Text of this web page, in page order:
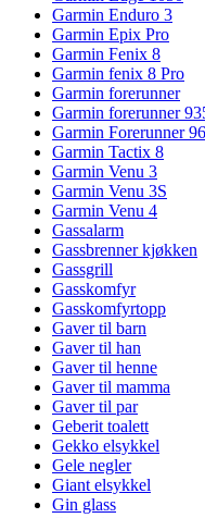
Garmin Enduro 3
Garmin Epix Pro
Garmin Fenix 8
Garmin fenix 8 Pro
Garmin forerunner
Garmin forerunner
Garmin Forerunner
Garmin Tactix 8
Garmin Venu 3
Garmin Venu 3S
Garmin Venu 4
Gassalarm
Gassbrenner kjøkken
Gassgrill
Gasskomfyr
Gasskomfyrtopp
Gaver til barn
Gaver til han
Gaver til henne
Gaver til mamma
Gaver til par
Geberit toalett
Gekko elsykkel
Gele negler
Giant elsykkel
Gin glass